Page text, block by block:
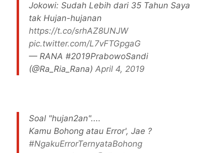
Jokowi: Sudah Lebih dari 35 Tahun Saya
tak Hujan-hujanan
https://t.co/srhAZ8UNJW
pic.twitter.com/L7vFTGpgaG
— RANA #2019PrabowoSandi
(@Ra_Ria_Rana)April 4, 2019
Soal "hujan2an"....
Kamu Bohong atau Error', Jae ?
#NgakuErrorTernyataBohong